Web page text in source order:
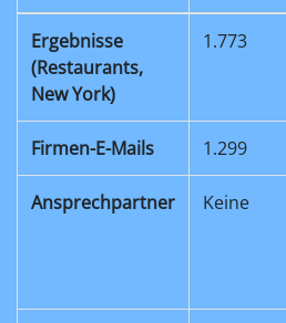
Ergebnisse
(Restaurants,
New York)
1.773
Firmen-E-Mails 1.299
Ansprechpartner Keine